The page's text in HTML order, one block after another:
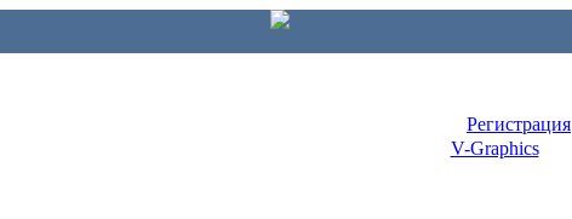
Регистрация
V-Graphics